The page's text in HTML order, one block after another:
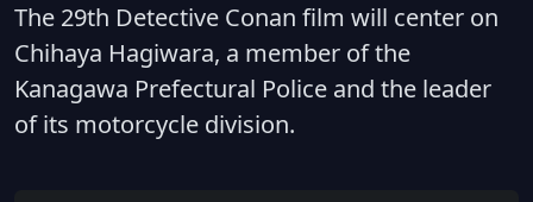
The 29th Detective Conan film will center on
Chihaya Hagiwara, a member of the
Kanagawa Prefectural Police and the leader
of its motorcycle division.